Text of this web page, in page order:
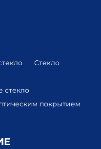
Стекло
стекло
покрытием